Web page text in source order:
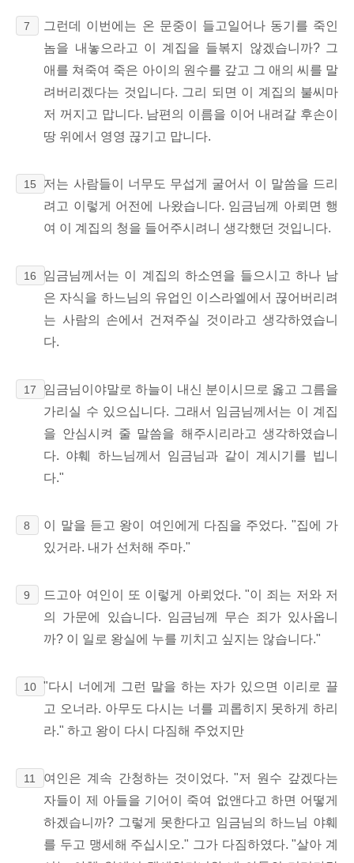
7
그런데 이번에는 온 문중이 들고일어나 동기를 죽인
놈을 내놓으라고 이 계집을 들볶지 않겠습니까? 그
애를 쳐죽여 죽은 아이의 원수를 갚고 그 애의 씨를 말
려버리겠다는 것입니다. 그리 되면 이 계집의 불씨마
저 꺼지고 맙니다. 남편의 이름을 이어 내려갈 후손이
땅 위에서 영영 끊기고 맙니다.
15
저는 사람들이 너무도 무섭게 굴어서 이 말씀을 드리
려고 이렇게 어전에 나왔습니다. 임금님께 아뢰면 행
여 이 계집의 청을 들어주시려니 생각했던 것입니다.
16
임금님께서는 이 계집의 하소연을 들으시고 하나 남
은 자식을 하느님의 유업인 이스라엘에서 끊어버리려
는 사람의 손에서 건져주실 것이라고 생각하였습니
다.
17
임금님이야말로 하늘이 내신 분이시므로 옳고 그름을
가리실 수 있으십니다. 그래서 임금님께서는 이 계집
을 안심시켜 줄 말씀을 해주시리라고 생각하였습니
다. 야훼 하느님께서 임금님과 같이 계시기를 빕니
다."
8
이 말을 듣고 왕이 여인에게 다짐을 주었다. "집에 가
있거라. 내가 선처해 주마."
9
드고아 여인이 또 이렇게 아뢰었다. "이 죄는 저와 저
의 가문에 있습니다. 임금님께 무슨 죄가 있사옵니
까? 이 일로 왕실에 누를 끼치고 싶지는 않습니다."
10 "다시 너에게 그런 말을 하는 자가 있으면 이리로 끌
고 오너라. 아무도 다시는 너를 괴롭히지 못하게 하리
라." 하고 왕이 다시 다짐해 주었지만
11
여인은 계속 간청하는 것이었다. "저 원수 갚겠다는
자들이 제 아들을 기어이 죽여 없앤다고 하면 어떻게
하겠습니까? 그렇게 못한다고 임금님의 하느님 야훼
를 두고 맹세해 주십시오." 그가 다짐하였다. "살아 계